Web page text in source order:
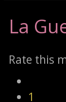
La
Rate this
1